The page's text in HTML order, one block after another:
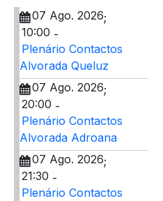
07 Ago. 2026;
10:00 -
Plenário Contactos
Alvorada Queluz
07 Ago. 2026;
20:00 -
Plenário Contactos
Alvorada Adroana
07 Ago. 2026;
21:30 -
Plenário Contactos